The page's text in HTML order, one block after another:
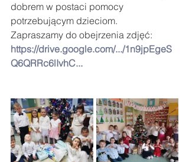
dobrem w postaci pomocy
potrzebującym dzieciom.
Zapraszamy do obejrzenia zdjęć:
https://drive.google.com/.../1n9jpEgeS
Q6QRRc6lIvhC...